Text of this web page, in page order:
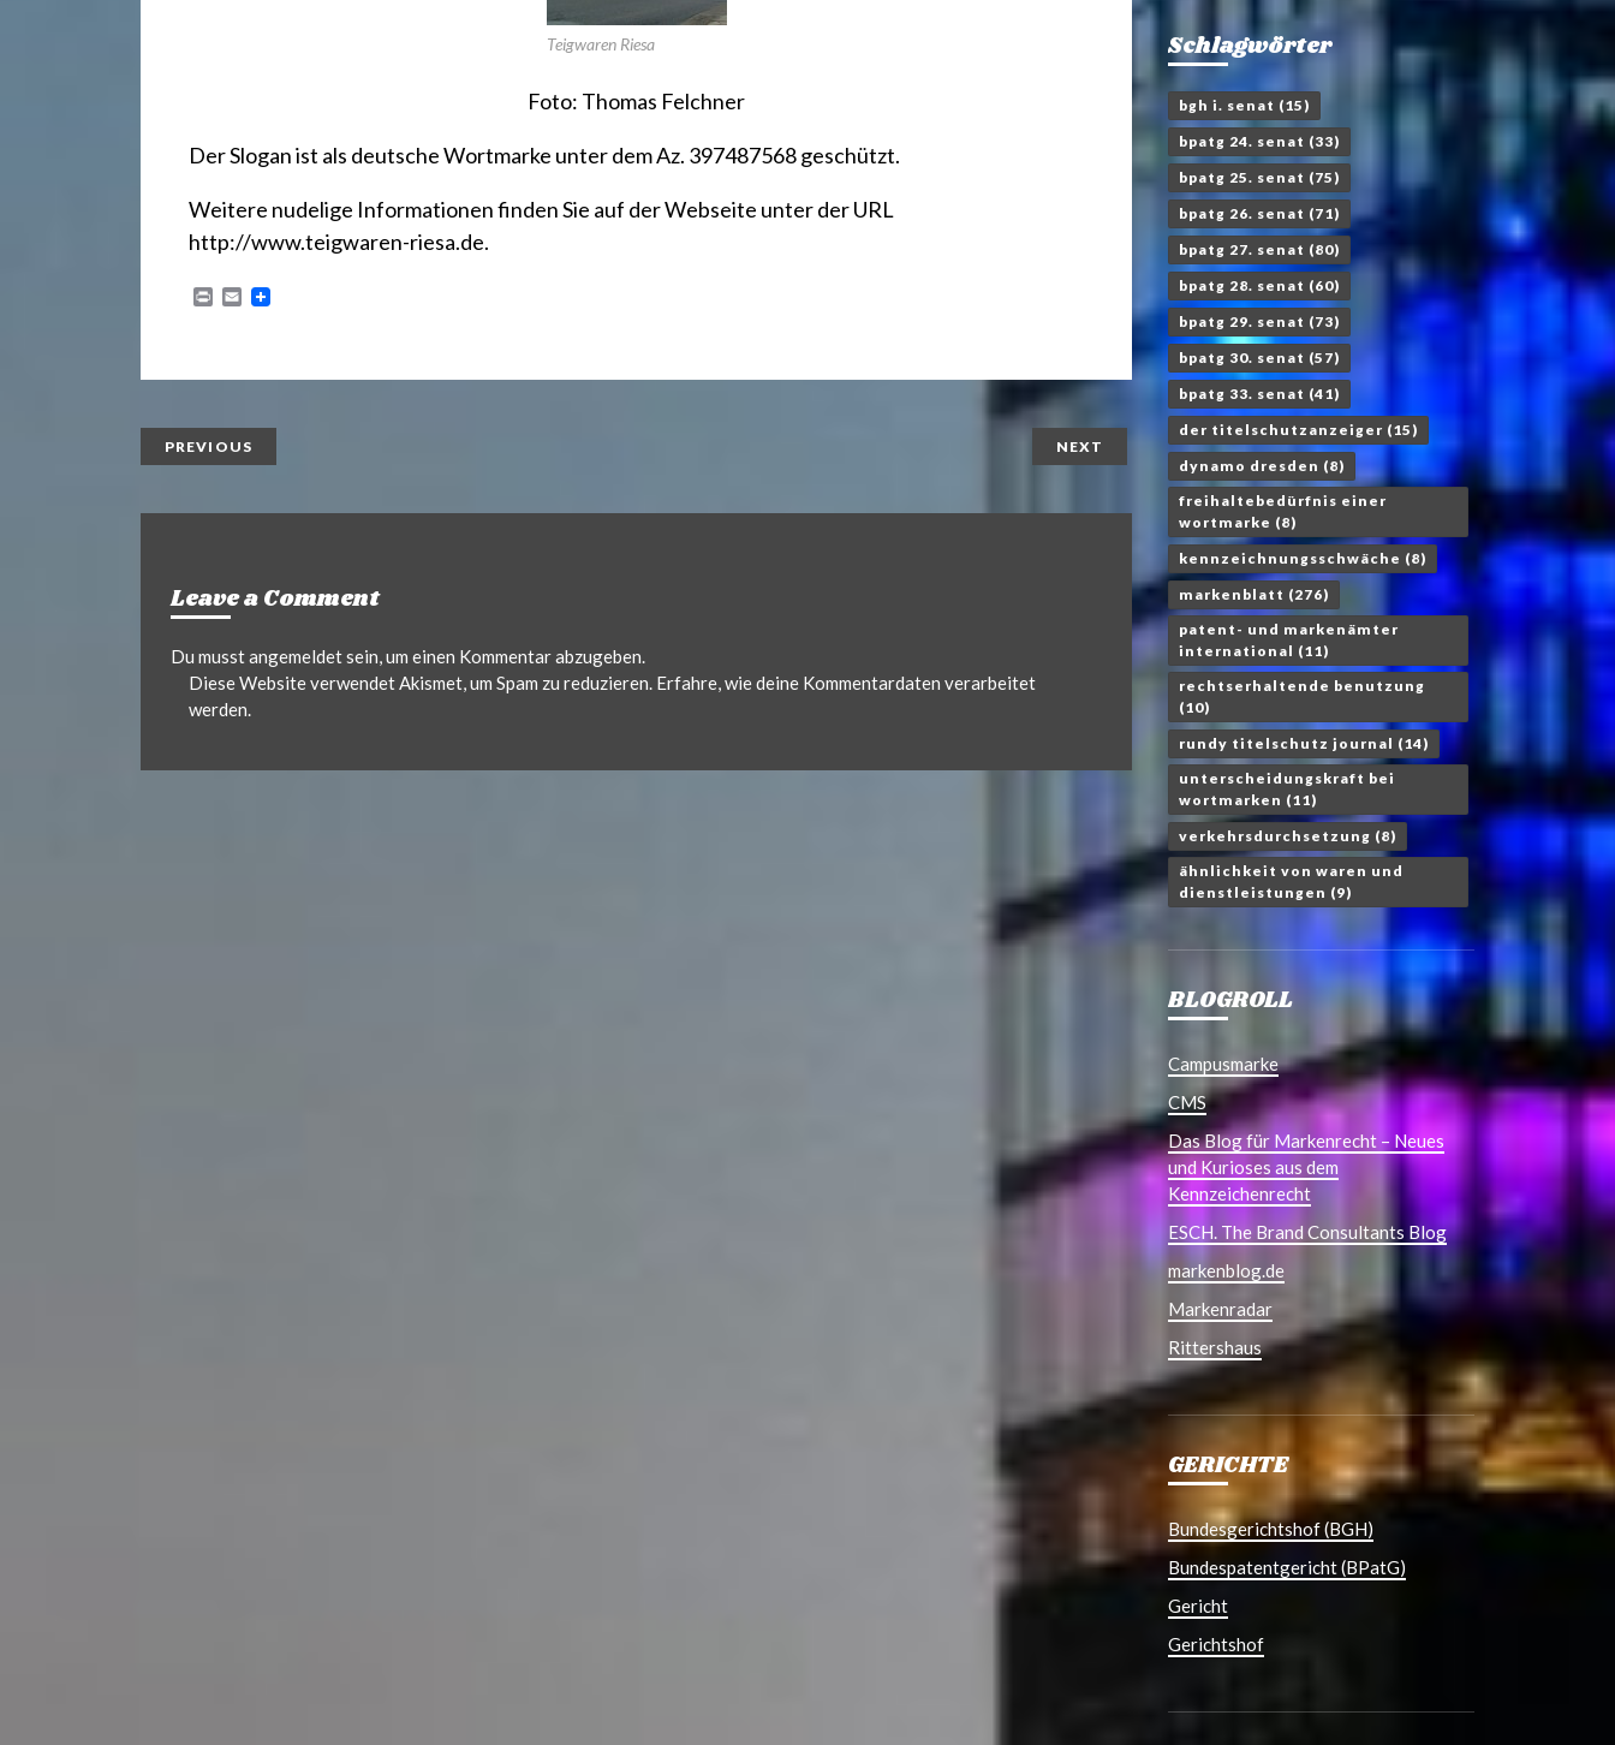
Teigwaren Riesa
Foto: Thomas Felchner
Der Slogan ist als deutsche Wortmarke unter demAz. 397487568geschützt.
Weitere nudelige Informationen finden Sie auf der Webseite unter der URL
http://www.teigwaren-riesa.de.
E
PREVIOUS NEXT
Leave a Comment
Du musstangemeldetsein, um einen Kommentar abzugeben.
Diese Website verwendet Akismet, um Spam zu reduzieren. Erfahre, wie deine Kommentardaten verarbeitet
werden.
Schlagwörter
bgh i. senat (15)
bpatg 24. senat (33)
bpatg 25. senat (75)
bpatg 26. senat (71)
bpatg 27. senat (80)
bpatg 28. senat (60)
bpatg 29. senat (73)
bpatg 30. senat (57)
bpatg 33. senat (41)
der titelschutzanzeiger (15)
dynamo dresden (8)
freihaltebedürfnis einer
wortmarke (8)
kennzeichnungsschwäche (8)
markenblatt (276)
patent- und markenämter
international (11)
rechtserhaltende benutzung
(10)
rundy titelschutz journal (14)
unterscheidungskraft bei
wortmarken (11)
verkehrsdurchsetzung (8)
ähnlichkeit von waren und
dienstleistungen (9)
BLOGROLL
Campusmarke
CMS
Das Blog für Markenrecht – Neues
und Kurioses aus dem
Kennzeichenrecht
ESCH. The Brand Consultants Blog
markenblog.de
Markenradar
Rittershaus
GERICHTE
Bundesgerichtshof (BGH)
Bundespatentgericht (BPatG)
Gericht
Gerichtshof